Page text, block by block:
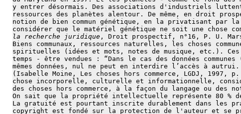
y entrer désormais. Des associations d'industriels
ressources des planètes alentour. De même, en droit
notion de bien commun génétique, en la privatisant par
considérer que le matériel génétique ne soit une chose
la recherche juridique , Droit prospectif, n°16, P. U.
Biens communaux, ressources naturelles, les choses
spirituelles (idées et mots, notes de musique, etc.). Ces
temps - être vendues : “Dans le cas des données
mêmes données, nul ne peut en interdire l’accès à
(Isabelle Moine, Les choses hors commerce, LGDJ,
chose incorporelle, culturelle et informationnelle,
des choses hors commerce, à la façon du langage ou des
On sait que la propriété intellectuelle représente 80 %
La gratuité est pourtant inscrite durablement dans les
copyright est fondé sur la protection de l'auteur et se